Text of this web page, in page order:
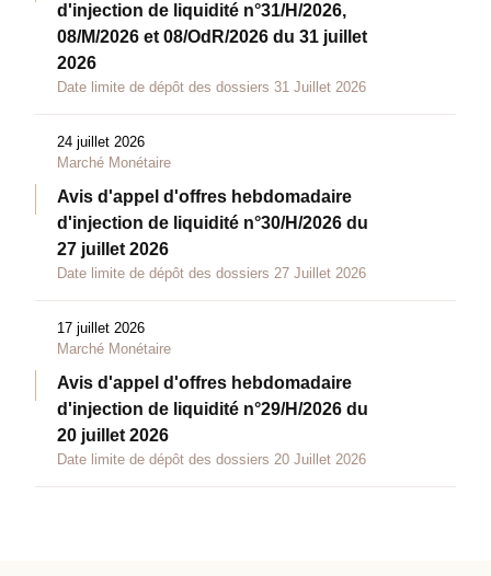
d'injection de liquidité n°31/H/2026,
08/M/2026 et 08/OdR/2026 du 31 juillet
2026
Date limite de dépôt des dossiers 31 Juillet 2026
24 juillet 2026
Marché Monétaire
Avis d'appel d'offres hebdomadaire
d'injection de liquidité n°30/H/2026 du
27 juillet 2026
Date limite de dépôt des dossiers 27 Juillet 2026
17 juillet 2026
Marché Monétaire
Avis d'appel d'offres hebdomadaire
d'injection de liquidité n°29/H/2026 du
20 juillet 2026
Date limite de dépôt des dossiers 20 Juillet 2026